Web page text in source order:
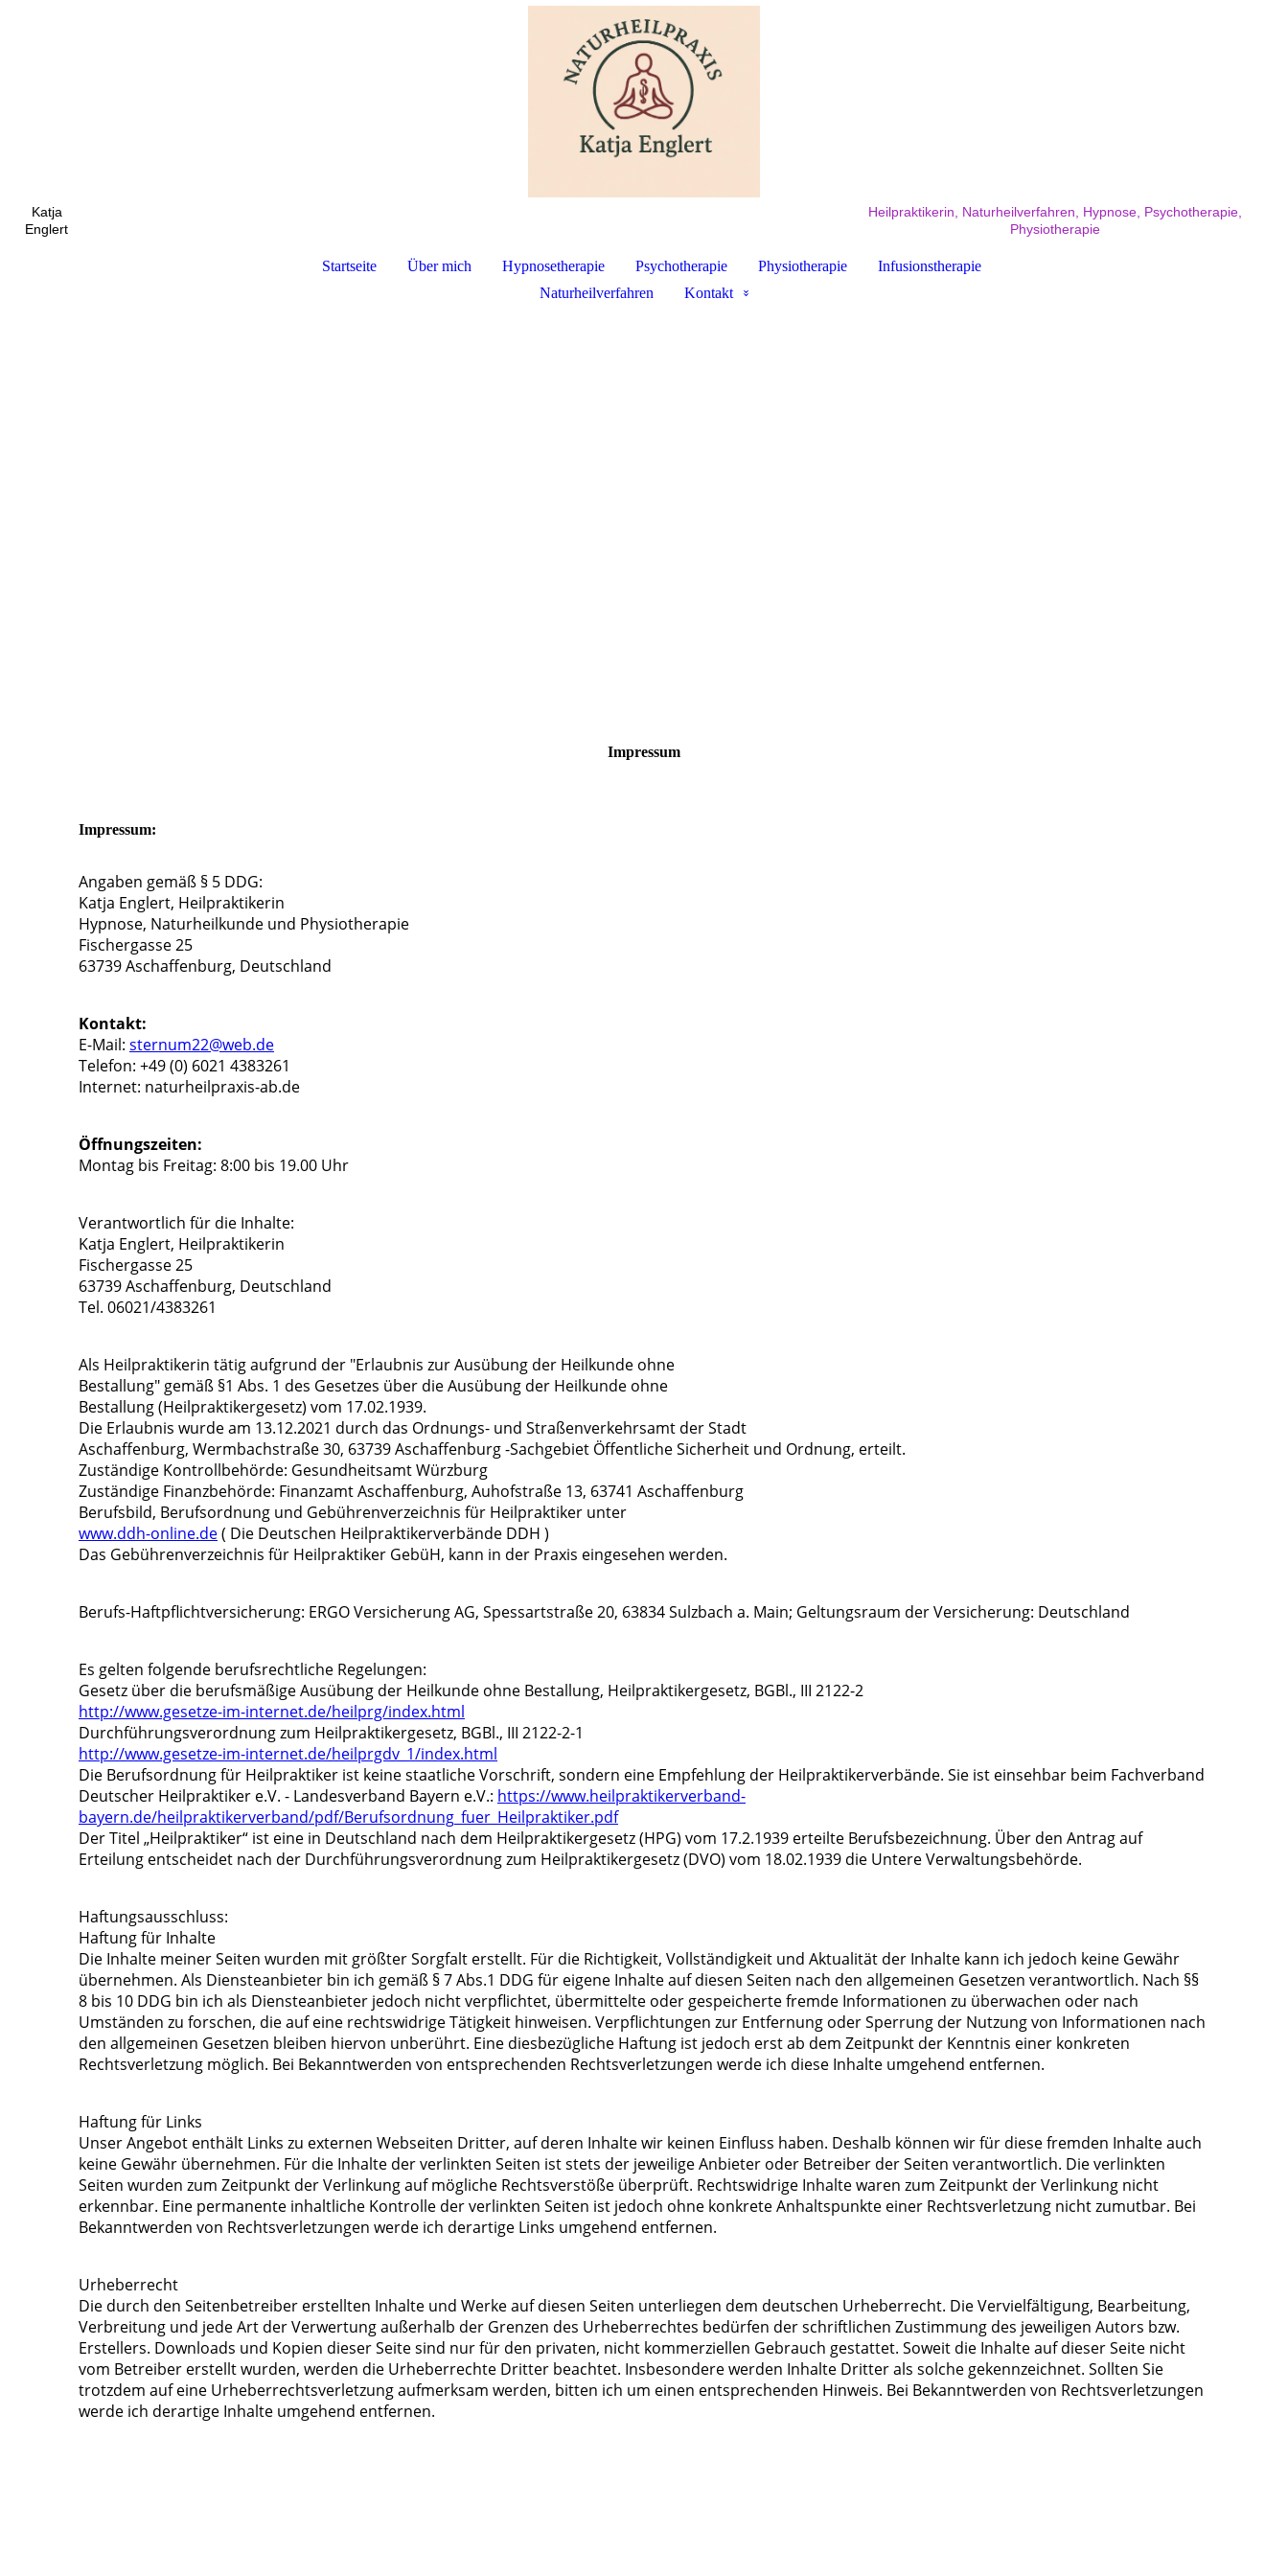
Katja
Englert
Heilpraktikerin, Naturheilverfahren, Hypnose, Psychotherapie,
Physiotherapie
Startseite Über mich Hypnosetherapie Psychotherapie Physiotherapie
Infusionstherapie
Naturheilverfahren
Kontakt
Impressum
Impressum:
Angaben gemäß § 5 DDG:
Katja Englert, Heilpraktikerin
Hypnose, Naturheilkunde und Physiotherapie
Fischergasse 25
63739 Aschaffenburg, Deutschland
Kontakt:
E-Mail: sternum22@web.de
Telefon: +49 (0) 6021 4383261
Internet: naturheilpraxis-ab.de
Öffnungszeiten:
Montag bis Freitag: 8:00 bis 19.00 Uhr
Verantwortlich für die Inhalte:
Katja Englert, Heilpraktikerin
Fischergasse 25
63739 Aschaffenburg, Deutschland
Tel. 06021/4383261
Als Heilpraktikerin tätig aufgrund der "Erlaubnis zur Ausübung der Heilkunde ohne
Bestallung" gemäß §1 Abs. 1 des Gesetzes über die Ausübung der Heilkunde ohne
Bestallung (Heilpraktikergesetz) vom 17.02.1939.
Die Erlaubnis wurde am 13.12.2021 durch das Ordnungs- und Straßenverkehrsamt der Stadt
Aschaffenburg, Wermbachstraße 30, 63739 Aschaffenburg -Sachgebiet Öffentliche Sicherheit und Ordnung, erteilt.
Zuständige Kontrollbehörde: Gesundheitsamt Würzburg
Zuständige Finanzbehörde: Finanzamt Aschaffenburg, Auhofstraße 13, 63741 Aschaffenburg
Berufsbild, Berufsordnung und Gebührenverzeichnis für Heilpraktiker unter
www.ddh-online.de( Die Deutschen Heilpraktikerverbände DDH )
Das Gebührenverzeichnis für Heilpraktiker GebüH, kann in der Praxis eingesehen werden.
Berufs-Haftpflichtversicherung: ERGO Versicherung AG, Spessartstraße 20, 63834 Sulzbach a. Main; Geltungsraum der Versicherung: Deutschland
Es gelten folgende berufsrechtliche Regelungen:
Gesetz über die berufsmäßige Ausübung der Heilkunde ohne Bestallung, Heilpraktikergesetz, BGBl., III 2122-2
http://www.gesetze-im-internet.de/heilprg/index.html
Durchführungsverordnung zum Heilpraktikergesetz, BGBl., III 2122-2-1
http://www.gesetze-im-internet.de/heilprgdv_1/index.html
Die Berufsordnung für Heilpraktiker ist keine staatliche Vorschrift, sondern eine Empfehlung der Heilpraktikerverbände. Sie ist einsehbar beim Fachverband
Deutscher Heilpraktiker e.V. - Landesverband Bayern e.V.: https://www.heilpraktikerverband-
bayern.de/heilpraktikerverband/pdf/Berufsordnung_fuer_Heilpraktiker.pdf
Der Titel „Heilpraktiker“ ist eine in Deutschland nach dem Heilpraktikergesetz (HPG) vom 17.2.1939 erteilte Berufsbezeichnung. Über den Antrag auf
Erteilung entscheidet nach der Durchführungsverordnung zum Heilpraktikergesetz (DVO) vom 18.02.1939 die Untere Verwaltungsbehörde.
Haftungsausschluss:
Haftung für Inhalte
Die Inhalte meiner Seiten wurden mit größter Sorgfalt erstellt. Für die Richtigkeit, Vollständigkeit und Aktualität der Inhalte kann ich jedoch keine Gewähr
übernehmen. Als Diensteanbieter bin ich gemäß § 7 Abs.1 DDG für eigene Inhalte auf diesen Seiten nach den allgemeinen Gesetzen verantwortlich. Nach §§
8 bis 10 DDG bin ich als Diensteanbieter jedoch nicht verpflichtet, übermittelte oder gespeicherte fremde Informationen zu überwachen oder nach
Umständen zu forschen, die auf eine rechtswidrige Tätigkeit hinweisen. Verpflichtungen zur Entfernung oder Sperrung der Nutzung von Informationen nach
den allgemeinen Gesetzen bleiben hiervon unberührt. Eine diesbezügliche Haftung ist jedoch erst ab dem Zeitpunkt der Kenntnis einer konkreten
Rechtsverletzung möglich. Bei Bekanntwerden von entsprechenden Rechtsverletzungen werde ich diese Inhalte umgehend entfernen.
Haftung für Links
Unser Angebot enthält Links zu externen Webseiten Dritter, auf deren Inhalte wir keinen Einfluss haben. Deshalb können wir für diese fremden Inhalte auch
keine Gewähr übernehmen. Für die Inhalte der verlinkten Seiten ist stets der jeweilige Anbieter oder Betreiber der Seiten verantwortlich. Die verlinkten
Seiten wurden zum Zeitpunkt der Verlinkung auf mögliche Rechtsverstöße überprüft. Rechtswidrige Inhalte waren zum Zeitpunkt der Verlinkung nicht
erkennbar. Eine permanente inhaltliche Kontrolle der verlinkten Seiten ist jedoch ohne konkrete Anhaltspunkte einer Rechtsverletzung nicht zumutbar. Bei
Bekanntwerden von Rechtsverletzungen werde ich derartige Links umgehend entfernen.
Urheberrecht
Die durch den Seitenbetreiber erstellten Inhalte und Werke auf diesen Seiten unterliegen dem deutschen Urheberrecht. Die Vervielfältigung, Bearbeitung,
Verbreitung und jede Art der Verwertung außerhalb der Grenzen des Urheberrechtes bedürfen der schriftlichen Zustimmung des jeweiligen Autors bzw.
Erstellers. Downloads und Kopien dieser Seite sind nur für den privaten, nicht kommerziellen Gebrauch gestattet. Soweit die Inhalte auf dieser Seite nicht
vom Betreiber erstellt wurden, werden die Urheberrechte Dritter beachtet. Insbesondere werden Inhalte Dritter als solche gekennzeichnet. Sollten Sie
trotzdem auf eine Urheberrechtsverletzung aufmerksam werden, bitten ich um einen entsprechenden Hinweis. Bei Bekanntwerden von Rechtsverletzungen
werde ich derartige Inhalte umgehend entfernen.